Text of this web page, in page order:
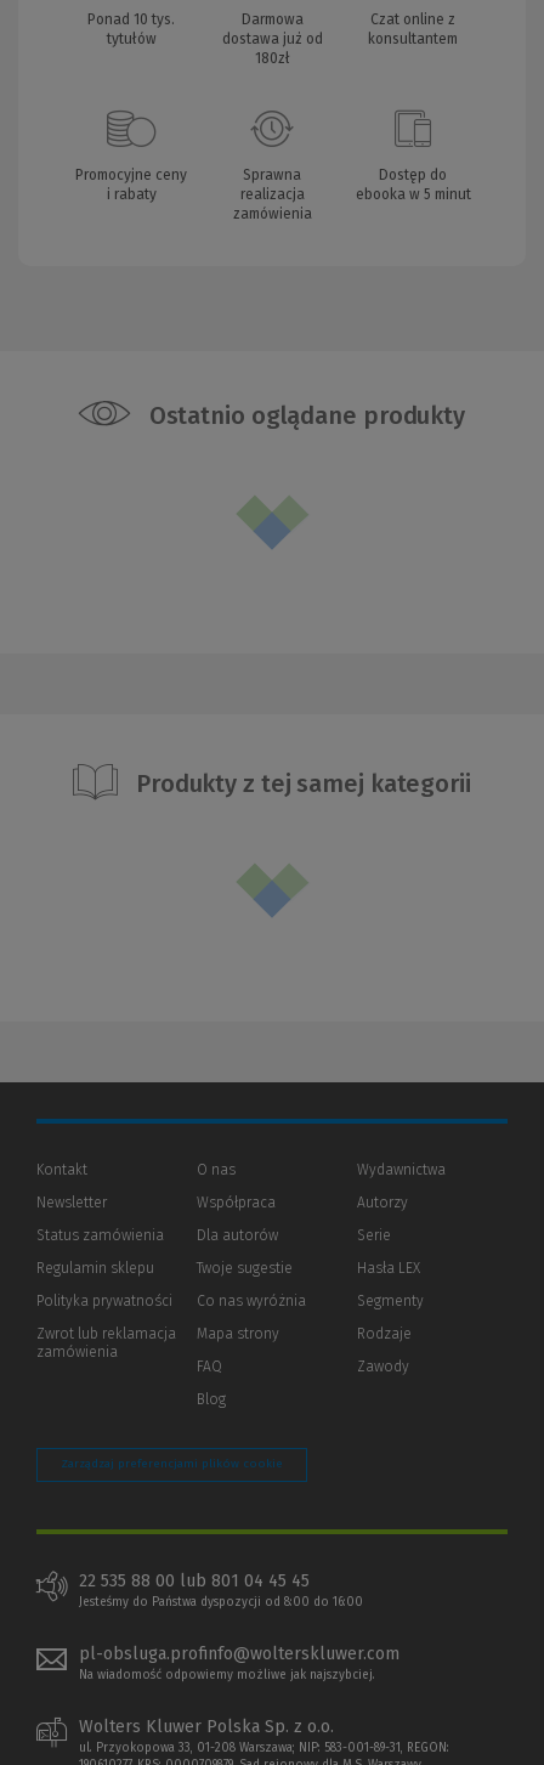
Ponad 10 tys.
tytułów
Darmowa
dostawa już od
180zł
Czat online z
konsultantem
Promocyjne ceny
i rabaty
Sprawna
realizacja
zamówienia
Dostęp do
ebooka w 5 minut
Ostatnio oglądane produkty
Produkty z tej samej kategorii
Kontakt
Newsletter
Status zamówienia
Regulamin sklepu
Polityka prywatności (Nowe
(Link
innej
Zwrot lub reklamacja
zamówienia
O nas
Współpraca
Dla autorów(Nowe
(Link
innej
Twoje sugestie
Co nas wyróżnia
Mapa strony
FAQ
Blog
Wydawnictwa
Autorzy
Serie
Hasła LEX
Segmenty
Rodzaje
Zawody
Zarządzaj preferencjami plików cookie
22 535 88 00 lub 801 04 45 45
Jesteśmy do Państwa dyspozycji od 8:00 do 16:00
pl-obsluga.profinfo@wolterskluwer.com
Na wiadomość odpowiemy możliwe jak najszybciej.
Wolters Kluwer Polska Sp. z o.o.
ul. Przyokopowa 33, 01-208 Warszawa; NIP: 583-001-89-31, REGON: